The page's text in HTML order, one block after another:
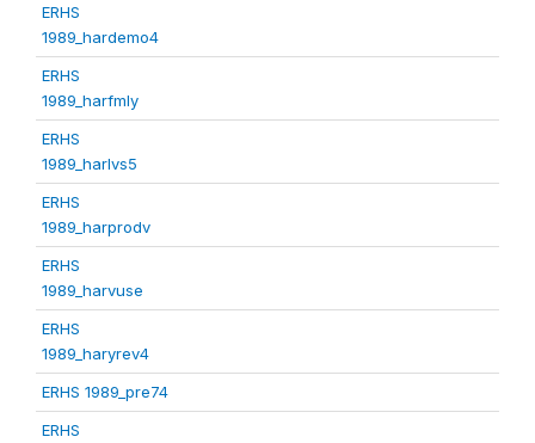
ERHS
1989_hardemo4
ERHS
1989_harfmly
ERHS
1989_harlvs5
ERHS
1989_harprodv
ERHS
1989_harvuse
ERHS
1989_haryrev4
ERHS 1989_pre74
ERHS